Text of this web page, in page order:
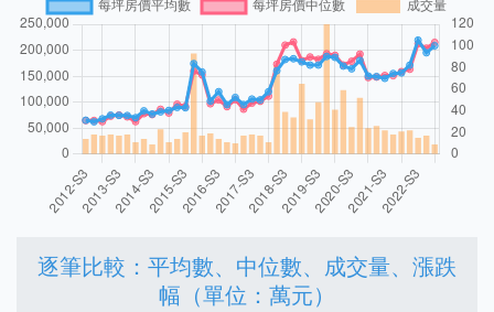
逐筆比較：平均數、中位數、成交量、漲跌
幅（單位：萬元）